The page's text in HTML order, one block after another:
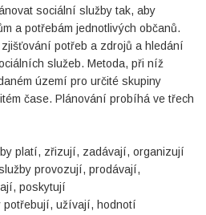
sociální služby tak, aby
a potřebám jednotlivých občanů.
potřeb a zdrojů a hledání
služeb. Metoda, při níž
území pro určité skupiny
čase. Plánování probíhá ve třech
platí, zřizují, zadávají, organizují
provozují, prodávají,
poskytují
potřebují, užívají, hodnotí